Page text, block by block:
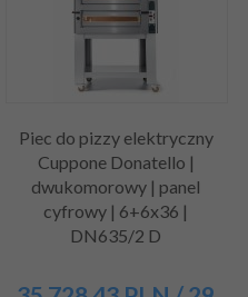
Piec do pizzy elektryczny
Cuppone Donatello |
dwukomorowy | panel
cyfrowy | 6+6x36 |
DN635/2 D